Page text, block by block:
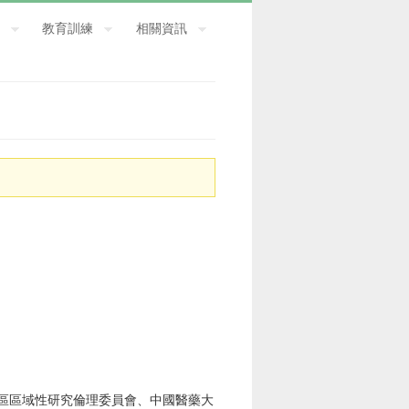
教育訓練 相關資訊
域性研究倫理委員會、中國醫藥大